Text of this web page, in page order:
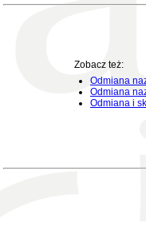
Zobacz też:
Odmiana
Odmiana
Odmiana i